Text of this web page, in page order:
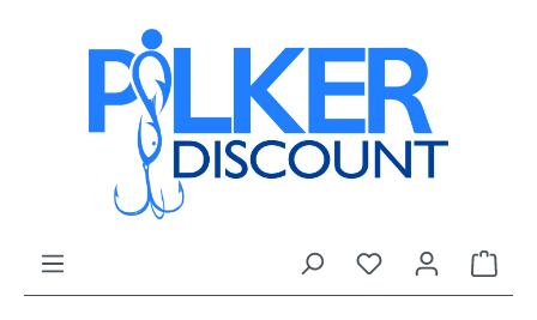
Zum Hauptinhalt springen
Du hast 0